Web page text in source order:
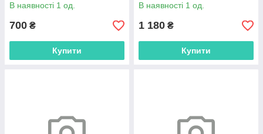
В наявності 1 од.
700 ₴
Купити
В наявності 1 од.
1 180 ₴
Купити